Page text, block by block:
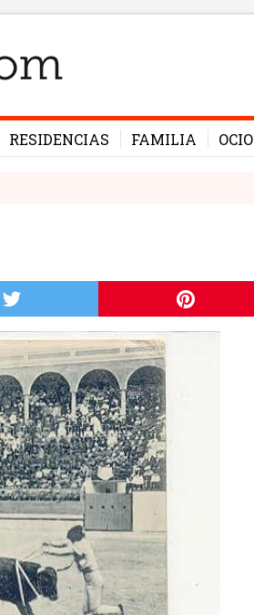
RESIDENCIAS FAMILIA OCIO